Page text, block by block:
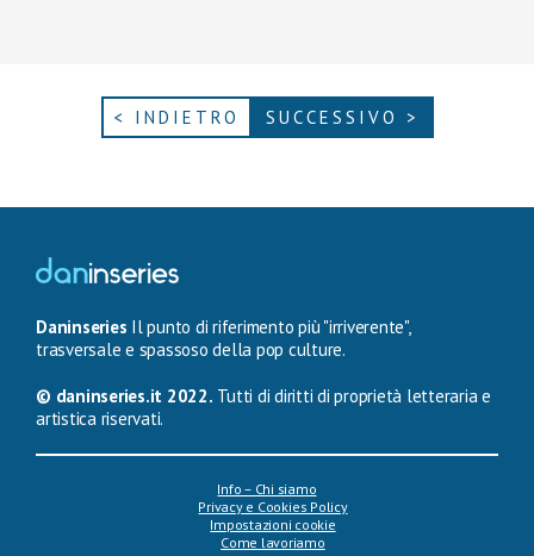
< INDIETRO SUCCESSIVO >
Daninseries Il punto di riferimento più "irriverente",
trasversale e spassoso della pop culture.
© daninseries.it 2022. Tutti di diritti di proprietà letteraria e
artistica riservati.
Info – Chi siamo
Privacy e Cookies Policy
Impostazioni cookie
Come lavoriamo